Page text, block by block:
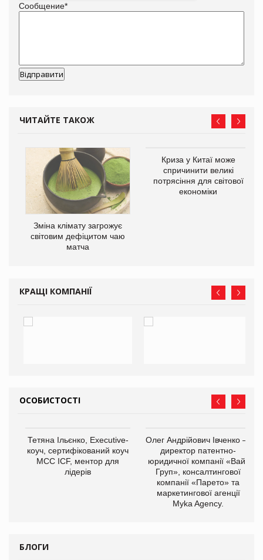
Сообщение*
ЧИТАЙТЕ ТАКОЖ
Зміна клімату загрожує
світовим дефіцитом чаю
матча
Криза у Китаї може
спричинити великі
потрясіння для світової
економіки
КРАЩІ КОМПАНІЇ
ОСОБИСТОСТІ
Тетяна Ільєнко, Executive-
коуч, сертифікований коуч
МСС ICF, ментор для
лідерів
Олег Андрійович Івченко —
директор патентно-
юридичної компанії «Вайз
Груп», консалтингової
компанії «Парето» та
маркетингової агенції
Myka Agency.
БЛОГИ